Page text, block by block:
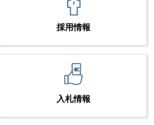
採用情報
入札情報